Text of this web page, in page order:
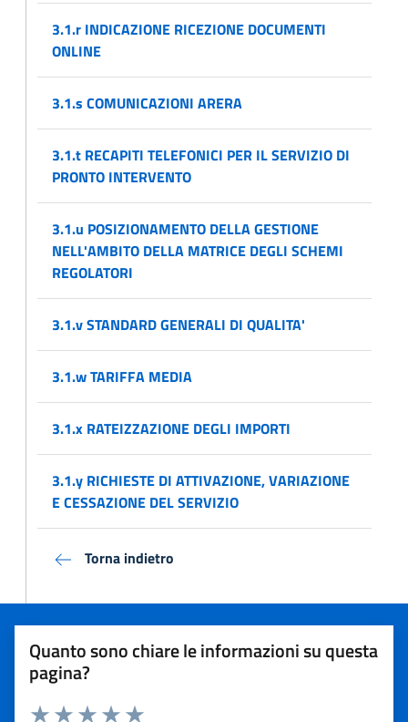
3.1.r INDICAZIONE RICEZIONE DOCUMENTI
ONLINE
3.1.s COMUNICAZIONI ARERA
3.1.t RECAPITI TELEFONICI PER IL SERVIZIO DI
PRONTO INTERVENTO
3.1.u POSIZIONAMENTO DELLA GESTIONE
NELL'AMBITO DELLA MATRICE DEGLI SCHEMI
REGOLATORI
3.1.v STANDARD GENERALI DI QUALITA'
3.1.w TARIFFA MEDIA
3.1.x RATEIZZAZIONE DEGLI IMPORTI
3.1.y RICHIESTE DI ATTIVAZIONE, VARIAZIONE
E CESSAZIONE DEL SERVIZIO
Torna indietro
Quanto sono chiare le informazioni su questa
pagina?
Rating: